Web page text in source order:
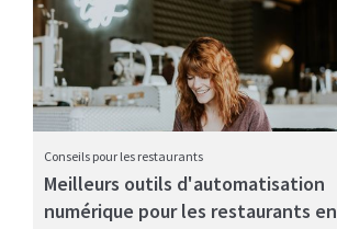
Il existe de nombreuses bonnes façons de vous établir
Conseils pour les restaurants
Meilleurs outils d'automatisation
numérique pour les restaurants en